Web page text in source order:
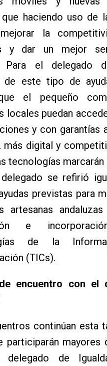
haciendo uso de
la
y dar un mejor
Para el delegado
de este tipo de
el pequeño
locales puedan
y con garantías
más digital y
tecnologías
se refirió
previstas para
artesanas
e
de la
(TICs).
encuentro con el
continúan esta
participarán mayores
de